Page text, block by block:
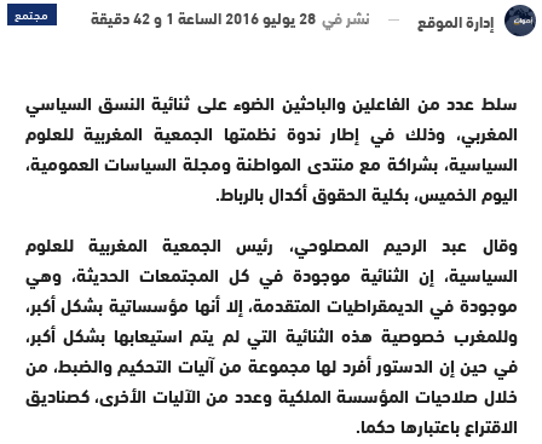
مجتمع إدارة الموقع نشر في 28 يوليو 2016 الساعة 1 و 42 دقيقة
سلط عدد من الفاعلين والباحثين الضوء على ثنائية النسق السياسي
المغربي، وذلك في إطار ندوة نظمتها الجمعية المغربية للعلوم
السياسية، بشراكة مع منتدى المواطنة ومجلة السياسات العمومية،
اليوم الخميس، بكلية الحقوق أكدال بالرباط.
وقال عبد الرحيم المصلوحي، رئيس الجمعية المغربية للعلوم
السياسية، إن الثنائية موجودة في كل المجتمعات الحديثة، وهي
موجودة في الديمقراطيات المتقدمة، إلا أنها مؤسساتية بشكل أكبر،
وللمغرب خصوصية هذه الثنائية التي لم يتم استيعابها بشكل أكبر،
في حين إن الدستور أفرد لها مجموعة من آليات التحكيم والضبط، من
خلال صلاحيات المؤسسة الملكية وعدد من الآليات الأخرى، كصناديق
الاقتراع باعتبارها حكما.